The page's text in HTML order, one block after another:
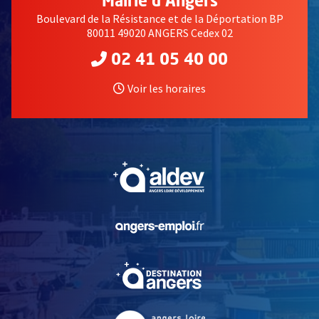
Boulevard de la Résistance et de la Déportation BP
80011 49020 ANGERS Cedex 02
02 41 05 40 00
Voir les horaires
, Ouvre une nouvelle